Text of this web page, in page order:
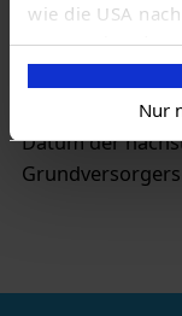
wie die USA
entsprechend
widerrufen
Vorgenannten
Sie wir
Sie uns
Status Ihrer
Nur
Grund- und
weiterhin die
dies zunächst
Datum der
Grundversorgers